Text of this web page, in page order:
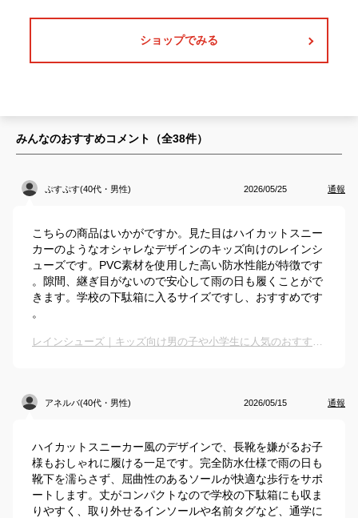
ショップでみる
みんなのおすすめコメント（全38件）
ぷすぷす(40代・男性) 2026/05/25 通報
こちらの商品はいかがですか。見た目はハイカットスニー
カーのようなオシャレなデザインのキッズ向けのレインシ
ューズです。PVC素材を使用した高い防水性能が特徴です
。隙間、継ぎ目がないので安心して雨の日も履くことがで
きます。学校の下駄箱に入るサイズですし、おすすめです
。
レインシューズ｜キッズ向け男の子や小学生に人気のおすすめは？
アネルバ(40代・男性) 2026/05/15 通報
ハイカットスニーカー風のデザインで、長靴を嫌がるお子
様もおしゃれに履ける一足です。完全防水仕様で雨の日も
靴下を濡らさず、屈曲性のあるソールが快適な歩行をサポ
ートします。丈がコンパクトなので学校の下駄箱にも収ま
りやすく、取り外せるインソールや名前タグなど、通学に